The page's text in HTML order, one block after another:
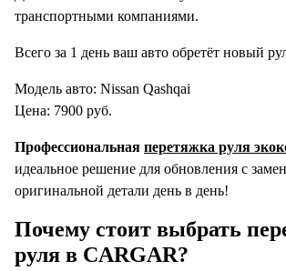
транспортными компаниями.
Всего за 1 день ваш авто обретёт новый
Модель авто: Nissan Qashqai
Ценa: 7900 руб.
Профессиональная перетяжка руля
идеальное решение для обновления с
оригинальной детали день в день!
Почему стоит выбрать
руля в CARGAR?